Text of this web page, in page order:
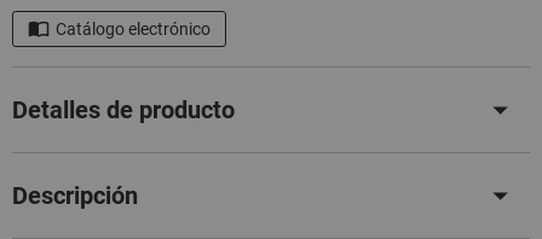
Catálogo electrónico
Detalles de producto
Descripción